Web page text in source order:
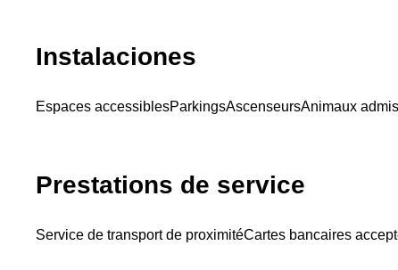
Instalaciones
Espaces accessiblesParkingsAscenseursAnimaux admis
Prestations de service
Service de transport de proximitéCartes bancaires